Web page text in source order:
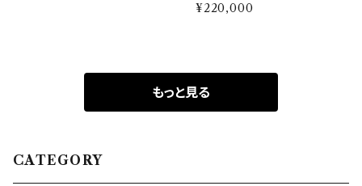
¥220,000
もっと見る
CATEGORY